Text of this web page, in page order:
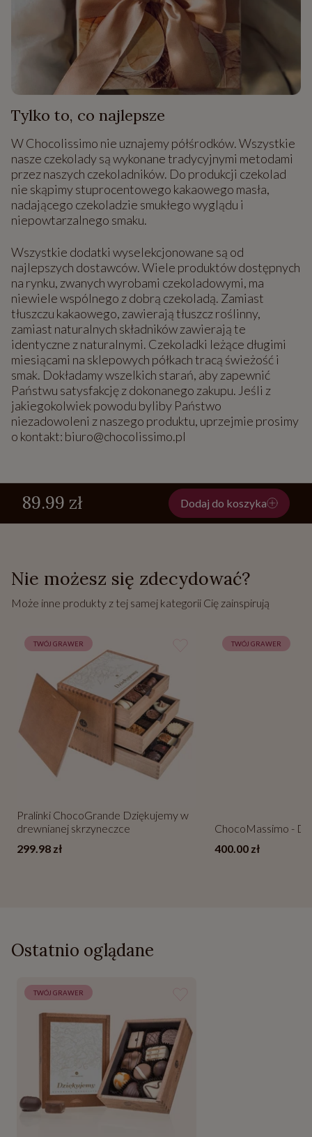
Tylko to, co najlepsze
W Chocolissimo nie uznajemy półśrodków. Wszystkie
nasze czekolady są wykonane tradycyjnymi metodami
przez naszych czekoladników. Do produkcji czekolad
nie skąpimy stuprocentowego kakaowego masła,
nadającego czekoladzie smukłego wyglądu i
niepowtarzalnego smaku.
Wszystkie dodatki wyselekcjonowane są od
najlepszych dostawców. Wiele produktów dostępnych
na rynku, zwanych wyrobami czekoladowymi, ma
niewiele wspólnego z dobrą czekoladą. Zamiast
tłuszczu kakaowego, zawierają tłuszcz roślinny,
zamiast naturalnych składników zawierają te
identyczne z naturalnymi. Czekoladki leżące długimi
miesiącami na sklepowych półkach tracą świeżość i
smak. Dokładamy wszelkich starań, aby zapewnić
Państwu satysfakcję z dokonanego zakupu. Jeśli z
jakiegokolwiek powodu byliby Państwo
niezadowoleni z naszego produktu, uprzejmie prosimy
o kontakt: biuro@chocolissimo.pl
89.99 zł Dodaj do koszyka
Nie możesz się zdecydować?
Może inne produkty z tej samej kategorii Cię zainspirują
TWÓJ GRAWER
Pralinki ChocoGrande Dziękujemy w
drewnianej skrzyneczce
299.98 zł
TWÓJ GRAWER
ChocoMassimo -
400.00 zł
Ostatnio oglądane
TWÓJ GRAWER